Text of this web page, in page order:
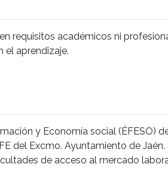
requisitos académicos ni
el aprendizaje.
y Economía social (ÉFESO)
del Excmo. Ayuntamiento de
de acceso al mercado